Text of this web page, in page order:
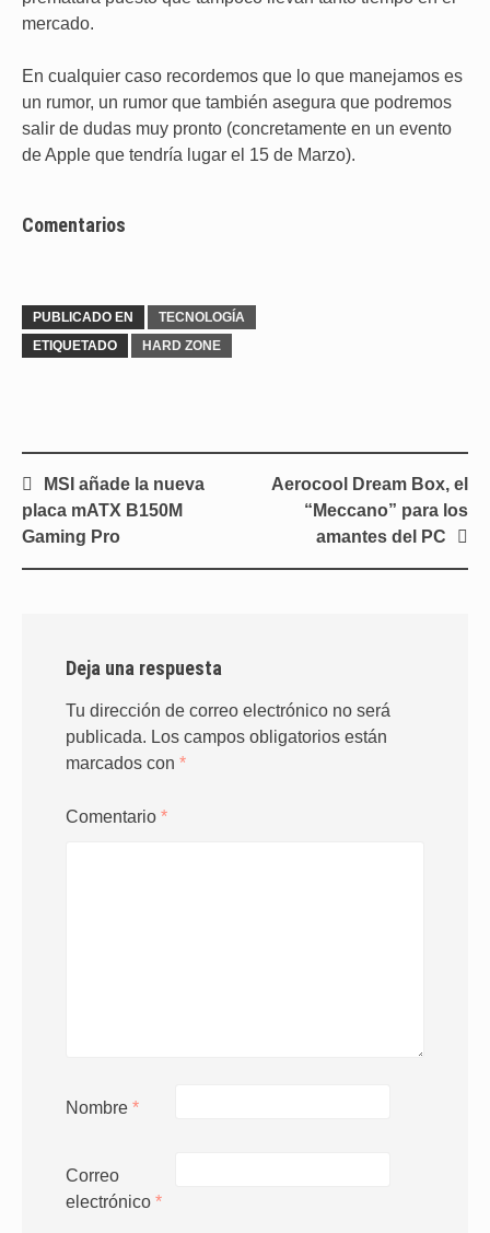
mercado.
En cualquier caso recordemos que lo que manejamos es
un rumor, un rumor que también asegura que podremos
salir de dudas muy pronto (concretamente en un evento
de Apple que tendría lugar el 15 de Marzo).
Comentarios
PUBLICADO EN
TECNOLOGÍA
ETIQUETADO
HARD ZONE
Navegación
de
entradas
MSI añade la nueva
placa mATX B150M
Gaming Pro
Aerocool Dream Box, el
“Meccano” para los
amantes del PC
Deja una respuesta
Tu dirección de correo electrónico no será
publicada. Los campos obligatorios están
marcados con *
Comentario *
Nombre *
Correo
electrónico *